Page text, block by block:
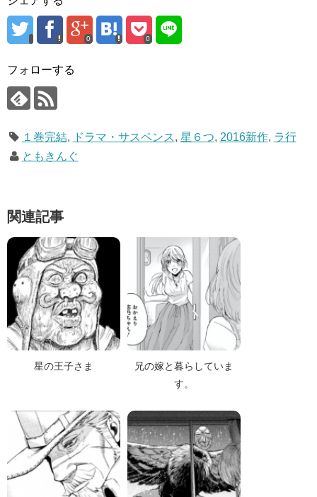
0 0
フォローする
１巻完結, ドラマ・サスペンス, 星６つ, 2016新作, ラ行
ともきんぐ
関連記事
星の王子さま
兄の嫁と暮らしていま
す。